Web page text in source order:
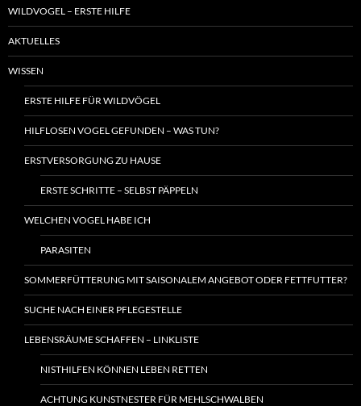
WILDVOGEL – ERSTE HILFE
AKTUELLES
WISSEN
ERSTE HILFE FÜR WILDVÖGEL
HILFLOSEN VOGEL GEFUNDEN – WAS TUN?
ERSTVERSORGUNG ZU HAUSE
ERSTE SCHRITTE – SELBST PÄPPELN
WELCHEN VOGEL HABE ICH
PARASITEN
SOMMERFÜTTERUNG MIT SAISONALEM ANGEBOT ODER FETTFUTTER?
SUCHE NACH EINER PFLEGESTELLE
LEBENSRÄUME SCHAFFEN – LINKLISTE
NISTHILFEN KÖNNEN LEBEN RETTEN
ACHTUNG KUNSTNESTER FÜR MEHLSCHWALBEN